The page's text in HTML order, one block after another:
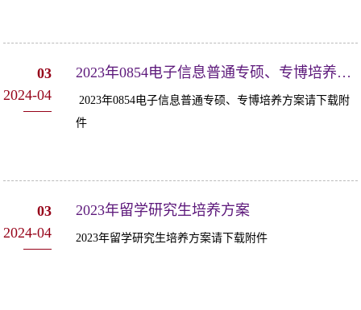
03
2024-04
2023年0854电子信息普通专硕、专博培养方案
2023年0854电子信息普通专硕、专博培养方案请下载附
件
03
2024-04
2023年留学研究生培养方案
2023年留学研究生培养方案请下载附件